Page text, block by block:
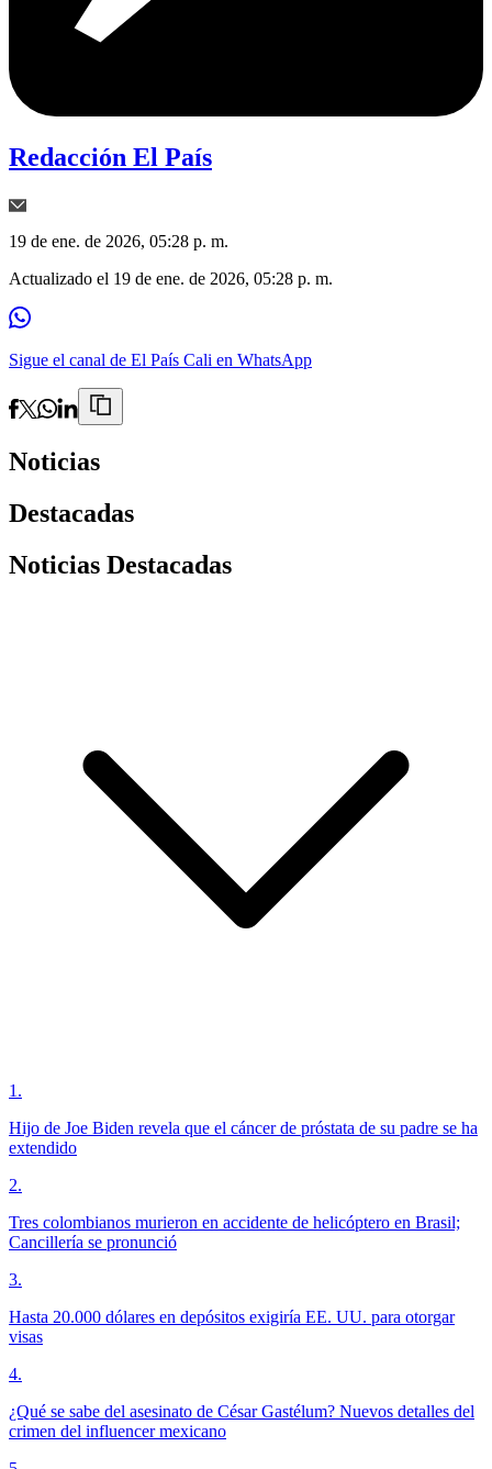
Redacción El País
19 de ene. de 2026, 05:28 p. m.
Actualizado el 19 de ene. de 2026, 05:28 p. m.
Sigue el canal de El País Cali en WhatsApp
Noticias
Destacadas
Noticias Destacadas
1 .
Hijo de Joe Biden revela que el cáncer de próstata de su padre se ha
extendido
2.
Tres colombianos murieron en accidente de helicóptero en Brasil;
Cancillería se pronunció
3.
Hasta 20.000 dólares en depósitos exigiría EE. UU. para otorgar
visas
4.
¿Qué se sabe del asesinato de César Gastélum? Nuevos detalles del
crimen del influencer mexicano